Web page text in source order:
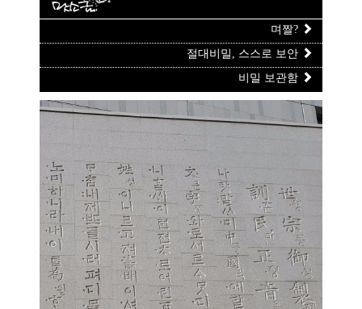
며짤?
절대비밀, 스스로 보안
비밀 보관함